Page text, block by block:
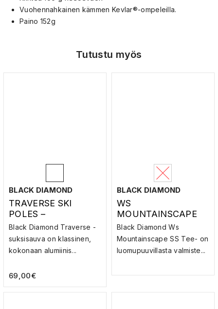
Vuohennahkainen kämmen Kevlar®-ompeleilla.
Paino 152g
Tutustu myös
BLACK DIAMOND
TRAVERSE SKI
POLES –
LASKETTELUSAUVA
T
Black Diamond Traverse -
suksisauva on klassinen,
kokonaan alumiinis...
69,00€
BLACK DIAMOND
WS
MOUNTAINSCAPE
SS TEE – T-PAITA
Black Diamond Ws
Mountainscape SS Tee- on
luomupuuvillasta valmiste...